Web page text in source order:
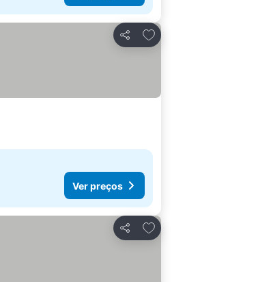
Partilhar
Adicionar aos favoritos
Ver preços
Partilhar
Adicionar aos favoritos